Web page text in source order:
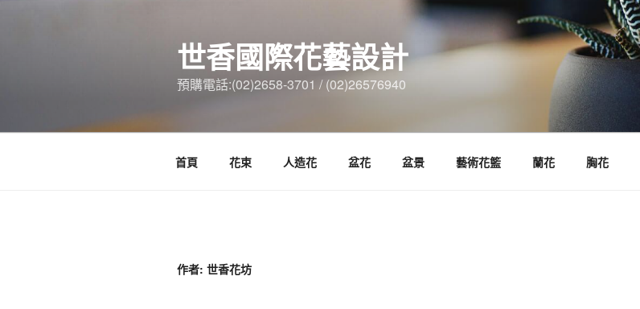
世香國際花藝設計
預購電話:(02)2658-3701 / (02)26576940
首頁 花束 人造花 盆花 盆景 藝術花籃 蘭花 胸花
作者: 世香花坊